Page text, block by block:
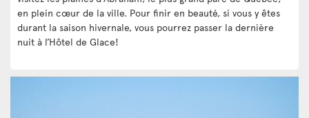
en plein cœur de la ville. Pour finir en beauté, si vous y êtes
durant la saison hivernale, vous pourrez passer la dernière
nuit à l’Hôtel de Glace!